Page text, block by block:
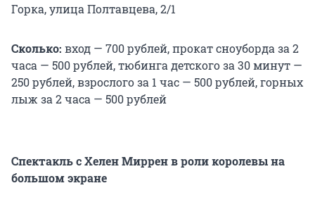
Горка, улица Полтавцева, 2/1
Сколько: вход — 700 рублей, прокат сноуборда за 2
часа — 500 рублей, тюбинга детского за 30 минут —
250 рублей, взрослого за 1 час — 500 рублей, горных
лыж за 2 часа — 500 рублей
Спектакль с Хелен Миррен в роли королевы на
большом экране